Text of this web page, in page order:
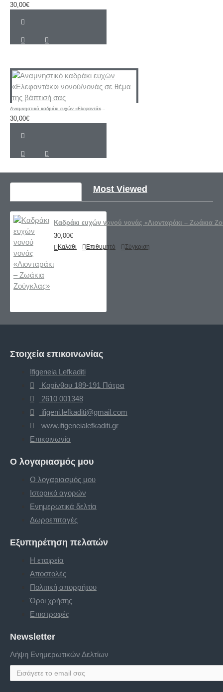
30,00€
30,00€
Most Viewed
Καδράκι ευχών νονού νονάς «Λιονταράκι – Ζωάκια
30,00€
Καλάθι Επιθυμητό Σύγκριση
Στοιχεία επικοινωνίας
Ifigeneia Lefkaditi
Κορίνθου 189-191 Πάτρα
2610 001348
ifigeni.lefkaditi@gmail.com
www.ifigeneialefkaditi.gr
Επικοινωνία
Ο λογαριασμός μου
Ο λογαριασμός μου
Ιστορικό αγορών
Ενημερωτικά δελτία
Δωροεπιταγές
Εξυπηρέτηση πελατών
Η εταιρεία
Αποστολές
Πολιτική απορρήτου
Όροι χρήσης
Επιστροφές
Newsletter
Λήψη Ενημερωτικών Δελτίων